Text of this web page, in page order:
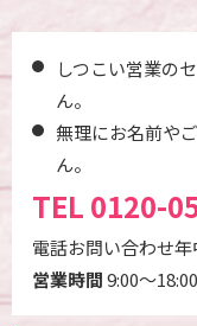
しつこい営業の
ん。
無理にお名前や
ん。
TEL 0120-
電話お問い合わせ
営業時間9:00～18:00